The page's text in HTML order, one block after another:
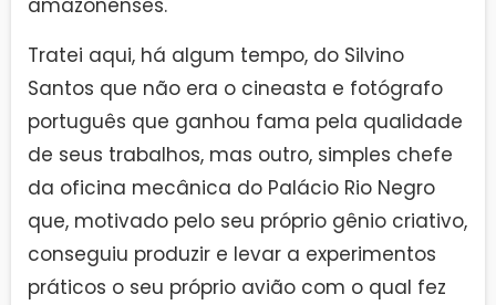
amazonenses.
Tratei aqui, há algum tempo, do Silvino
Santos que não era o cineasta e fotógrafo
português que ganhou fama pela qualidade
de seus trabalhos, mas outro, simples chefe
da oficina mecânica do Palácio Rio Negro
que, motivado pelo seu próprio gênio criativo,
conseguiu produzir e levar a experimentos
práticos o seu próprio avião com o qual fez